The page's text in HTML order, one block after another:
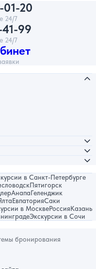
01-20
24/7
99
24/7
в Санкт-Петербурге
Пятигорск
АнапаГеленджик
ЕвпаторияСаки
в МосквеРоссияКазань
Экскурсии в Сочи
бронирования